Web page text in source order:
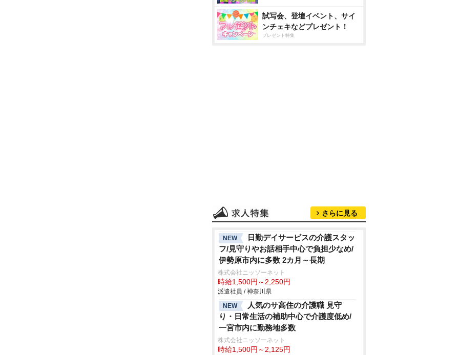
試写会、登壇イベント、サイ
ンチェキなどプレゼント！
プレゼント特集
さらに見る
NEW
日勤デイサービスの介護スタッ
フ/見守りやお話相手中心で負担少なめ/
伊勢原市内に多数 2カ月～長期
株式会社ニッソーネット
時給1,500円～2,250円
派遣社員 / 神奈川県
NEW
人気のサ高住の介護職 見守
り・日常生活の補助中心で介護度低め/
一宮市内に勤務地多数
株式会社ニッソーネット
時給1,500円～2,125円